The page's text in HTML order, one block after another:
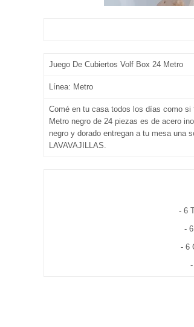
Sobre
Juego De Cubiertos Volf Box 24 Metro
Línea: Metro
Comé en tu casa todos los días como
Metro negro de 24 piezas es de acero
negro y dorado entregan a tu mesa una
LAVAVAJILLAS.
- 6
-
- 6